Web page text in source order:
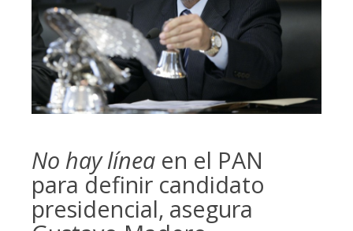
No hay líneaen el PAN
para definir candidato
presidencial, asegura